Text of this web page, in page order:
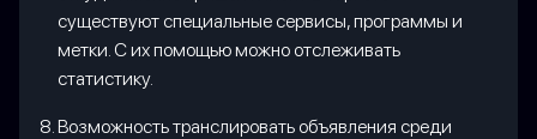
существуют специальные сервисы, программы и
метки. С их помощью можно отслеживать
статистику.
Возможность транслировать объявления среди